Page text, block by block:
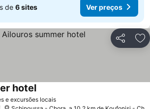
de 6 sites Ver preços
Partilhar
e excursões locais
hotel